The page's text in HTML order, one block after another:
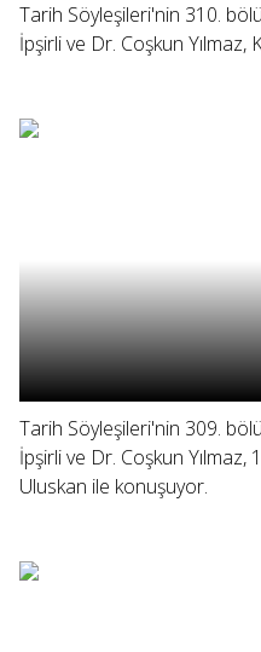
Tarih Söyleşileri'nin 310.
İpşirli ve Dr. Coşkun Yılmaz,
Tarih Söyleşileri'nin 309.
İpşirli ve Dr. Coşkun Yılmaz,
Uluskan ile konuşuyor.